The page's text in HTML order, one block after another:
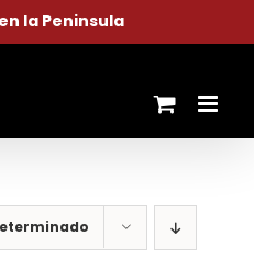
la Peninsula